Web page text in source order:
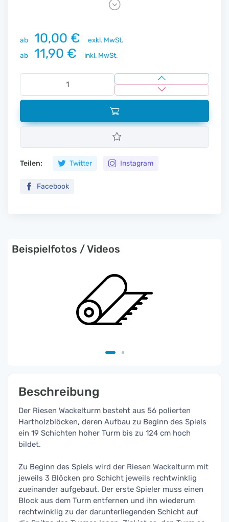
Next
ab 10,00 €
exkl. MwSt.
ab
11,90 € inkl. MwSt.
Teilen: Twitter Instagram
Facebook
Beispielfotos / Videos
Beschreibung
Der Riesen Wackelturm besteht aus 56 polierten
Hartholzblöcken, deren Aufbau zu Beginn des Spiels
ein 19 Schichten hoher Turm bis zu 124 cm hoch
bildet.
Zu Beginn des Spiels wird der Riesen Wackelturm mit
jeweils 3 Blöcken pro Schicht jeweils rechtwinklig
zueinander aufgebaut. Der erste Spieler muss einen
Block aus dem Turm entfernen und ihn wiederum
rechtwinklig zu der darunterliegenden Schicht auf